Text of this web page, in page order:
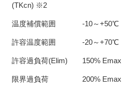
(TKcn) ※2
温度補償範囲 -10～+50℃
許容温度範囲 -20～+70℃
許容過負荷(Elim) 150% Emax
限界過負荷 200% Emax